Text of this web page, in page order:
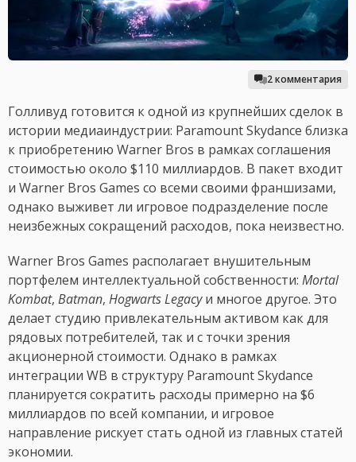
2 комментария
Голливуд готовится к одной из крупнейших сделок в
истории медиаиндустрии: Paramount Skydance близка
к приобретению Warner Bros в рамках соглашения
стоимостью около $110 миллиардов. В пакет входит
и Warner Bros Games со всеми своими франшизами,
однако выживет ли игровое подразделение после
неизбежных сокращений расходов, пока неизвестно.
Warner Bros Games располагает внушительным
портфелем интеллектуальной собственности: Mortal
Kombat, Batman, Hogwarts Legacyи многое другое. Это
делает студию привлекательным активом как для
рядовых потребителей, так и с точки зрения
акционерной стоимости. Однако в рамках
интеграции WB в структуру Paramount Skydance
планируется сократить расходы примерно на $6
миллиардов по всей компании, и игровое
направление рискует стать одной из главных статей
экономии.